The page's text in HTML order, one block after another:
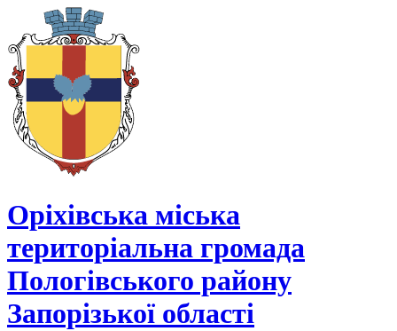
Оріхівська міська
територіальна громада
Пологівського району
Запорізької області